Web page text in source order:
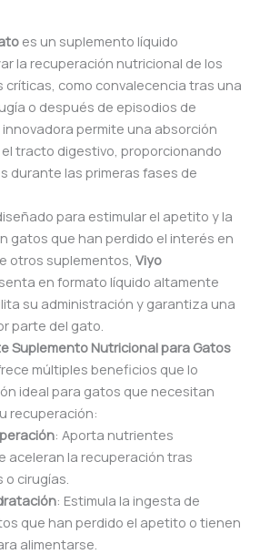
es un suplemento líquido
la recuperación nutricional de los
como convalecencia tras una
o después de episodios de
innovadora permite una absorción
tracto digestivo, proporcionando
durante las primeras fases de
para estimular el apetito y la
gatos que han perdido el interés en
otros suplementos, Viyo
en formato líquido altamente
su administración y garantiza una
parte del gato.
Suplemento Nutricional para Gatos
múltiples beneficios que lo
ideal para gatos que necesitan
recuperación:
: Aporta nutrientes
aceleran la recuperación tras
cirugías.
: Estimula la ingesta de
que han perdido el apetito o tienen
alimentarse.